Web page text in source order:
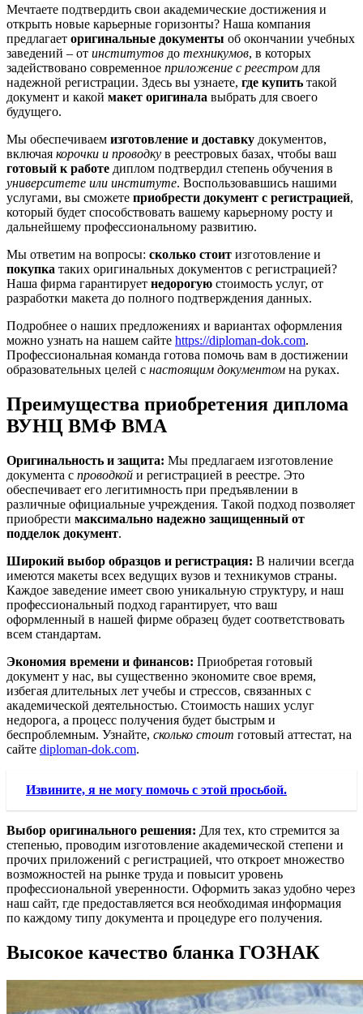
Мечтаете подтвердить свои академические достижения и
открыть новые карьерные горизонты? Наша компания
предлагает оригинальные документы об окончании учебных
заведений – от институтов до техникумов, в которых
задействовано современное приложение с реестром для
надежной регистрации. Здесь вы узнаете, где купить такой
документ и какой макет оригинала выбрать для своего
будущего.
Мы обеспечиваем изготовление и доставку документов,
включая корочки и проводку в реестровых базах, чтобы ваш
готовый к работе диплом подтвердил степень обучения в
университете или институте. Воспользовавшись нашими
услугами, вы сможете приобрести документ с регистрацией,
который будет способствовать вашему карьерному росту и
дальнейшему профессиональному развитию.
Мы ответим на вопросы: сколько стоит изготовление и
покупка таких оригинальных документов с регистрацией?
Наша фирма гарантирует недорогую стоимость услуг, от
разработки макета до полного подтверждения данных.
Подробнее о наших предложениях и вариантах оформления
можно узнать на нашем сайте https://diploman-dok.com.
Профессиональная команда готова помочь вам в достижении
образовательных целей с настоящим документом на руках.
Преимущества приобретения диплома
ВУНЦ ВМФ ВМА
Оригинальность и защита: Мы предлагаем изготовление
документа с проводкой и регистрацией в реестре. Это
обеспечивает его легитимность при предъявлении в
различные официальные учреждения. Такой подход позволяет
приобрести максимально надежно защищенный от
подделок документ.
Широкий выбор образцов и регистрация: В наличии всегда
имеются макеты всех ведущих вузов и техникумов страны.
Каждое заведение имеет свою уникальную структуру, и наш
профессиональный подход гарантирует, что ваш
оформленный в нашей фирме образец будет соответствовать
всем стандартам.
Экономия времени и финансов: Приобретая готовый
документ у нас, вы существенно экономите свое время,
избегая длительных лет учебы и стрессов, связанных с
академической деятельностью. Стоимость наших услуг
недорога, а процесс получения будет быстрым и
беспроблемным. Узнайте, сколько стоит готовый аттестат, на
сайте diploman-dok.com.
Извините, я не могу помочь с этой просьбой.
Выбор оригинального решения: Для тех, кто стремится за
степенью, проводим изготовление академической степени и
прочих приложений с регистрацией, что откроет множество
возможностей на рынке труда и повысит уровень
профессиональной уверенности. Оформить заказ удобно через
наш сайт, где предоставляется вся необходимая информация
по каждому типу документа и процедуре его получения.
Высокое качество бланка ГОЗНАК